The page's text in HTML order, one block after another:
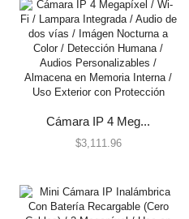
Cámara IP 4 Meg...
$3,111.96